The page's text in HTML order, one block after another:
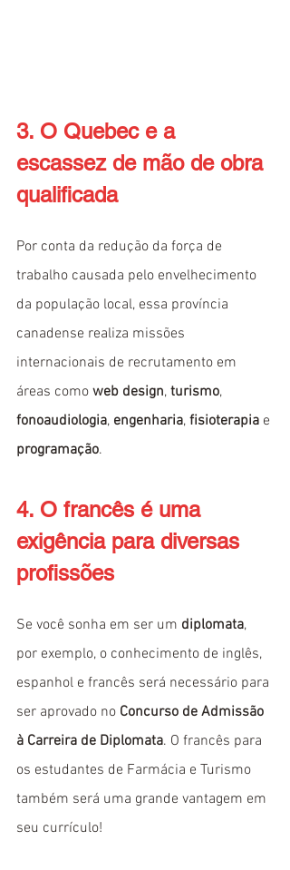
3. O Quebec e a
escassez de mão de obra
qualificada
Por conta da redução da força de
trabalho causada pelo envelhecimento
da população local, essa província
canadense realiza missões
internacionais de recrutamento em
áreas como web design, turismo,
fonoaudiologia, engenharia, fisioterapia e
programação.
4. O francês é uma
exigência para diversas
profissões
Se você sonha em ser um diplomata,
por exemplo, o conhecimento de inglês,
espanhol e francês será necessário para
ser aprovado no Concurso de Admissão
à Carreira de Diplomata. O francês para
os estudantes de Farmácia e Turismo
também será uma grande vantagem em
seu currículo!